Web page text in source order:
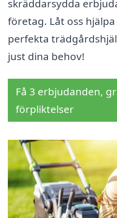
skräddarsydda
företag. Låt oss
perfekta
just dina behov!
Få 3 erbjudanden,
förpliktelser